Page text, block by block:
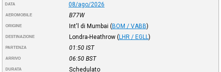
DATA 08/ago/2026
AEROMOBILE B77W
ORIGINE Int'l di Mumbai (BOM / VABB)
DESTINAZIONE Londra-Heathrow (LHR / EGLL )
PARTENZA 01:50 IST
ARRIVO 06:50 BST
DURATA Schedulato